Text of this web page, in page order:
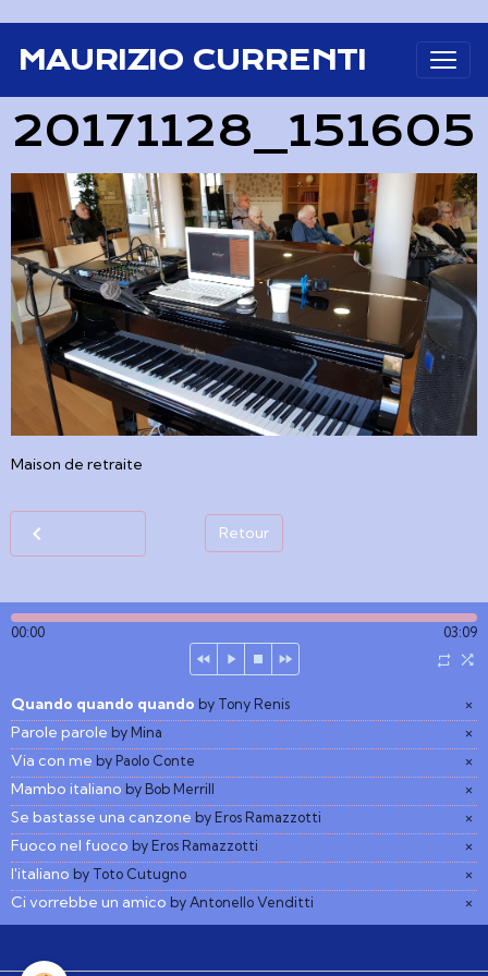
MAURIZIO CURRENTI
20171128_151605
Maison de retraite
Retour
00:00 03:09
×
Quando quando quando by Tony Renis
×
Parole parole by Mina
×
Via con me by Paolo Conte
×
Mambo italiano by Bob Merrill
×
Se bastasse una canzone by Eros Ramazzotti
×
Fuoco nel fuoco by Eros Ramazzotti
×
l'italiano by Toto Cutugno
×
Ci vorrebbe un amico by Antonello Venditti